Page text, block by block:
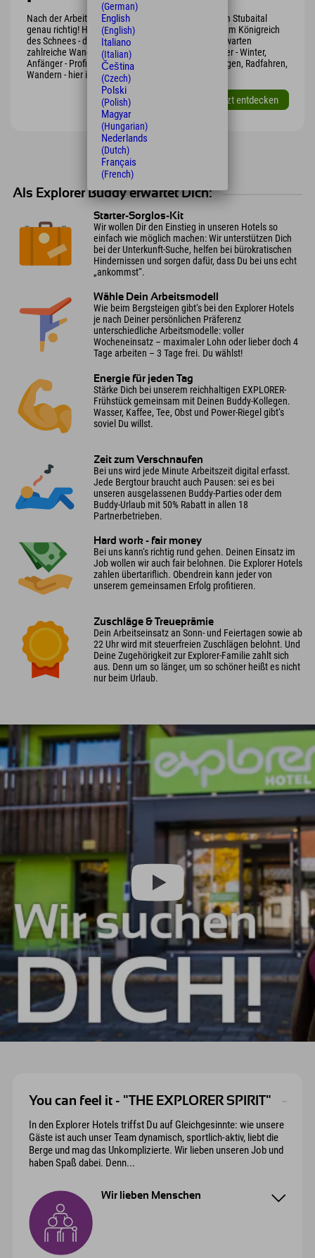
Nach der Arbeit noch eine Runde raus? Da bist Du im Stubaital
genau richtig! Hier hast Du den perfekten Zugang zum Königreich
des Schnees - dem Stubaier Gletscher! Im Sommer warten
zahlreiche Wander- und Biketouren auf Dich! Sommer - Winter,
Anfänger - Profi. Ob Skifahren, Langlaufen, Bergsteigen, Radfahren,
Wandern - hier ist fast alles möglich.
jetzt entdecken
Als Explorer Buddy erwartet Dich:
Starter-Sorglos-Kit
Wir wollen Dir den Einstieg in unseren Hotels so
einfach wie möglich machen: Wir unterstützen Dich
bei der Unterkunft-Suche, helfen bei bürokratischen
Hindernissen und sorgen dafür, dass Du bei uns echt
„ankommst“.
Wähle Dein Arbeitsmodell
Wie beim Bergsteigen gibt‘s bei den Explorer Hotels
je nach Deiner persönlichen Präferenz
unterschiedliche Arbeitsmodelle: voller
Wocheneinsatz – maximaler Lohn oder lieber doch 4
Tage arbeiten – 3 Tage frei. Du wählst!
Energie für jeden Tag
Stärke Dich bei unserem reichhaltigen EXPLORER-
Frühstück gemeinsam mit Deinen Buddy-Kollegen.
Wasser, Kaffee, Tee, Obst und Power-Riegel gibt‘s
soviel Du willst.
Zeit zum Verschnaufen
Bei uns wird jede Minute Arbeitszeit digital erfasst.
Jede Bergtour braucht auch Pausen: sei es bei
unseren ausgelassenen Buddy-Parties oder dem
Buddy-Urlaub mit 50% Rabatt in allen 18
Partnerbetrieben.
Hard work - fair money
Bei uns kann‘s richtig rund gehen. Deinen Einsatz im
Job wollen wir auch fair belohnen. Die Explorer Hotels
zahlen übertariflich. Obendrein kann jeder von
unserem gemeinsamen Erfolg profitieren.
Zuschläge & Treueprämie
Dein Arbeitseinsatz an Sonn- und Feiertagen sowie ab
22 Uhr wird mit steuerfreien Zuschlägen belohnt. Und
Deine Zugehörigkeit zur Explorer-Familie zahlt sich
aus. Denn um so länger, um so schöner heißt es nicht
nur beim Urlaub.
You can feel it - "THE EXPLORER SPIRIT"
In den Explorer Hotels triffst Du auf Gleichgesinnte: wie unsere
Gäste ist auch unser Team dynamisch, sportlich-aktiv, liebt die
Berge und mag das Unkomplizierte. Wir lieben unseren Job und
haben Spaß dabei. Denn...
Wir lieben Menschen
(German)
English
(English)
Italiano
(Italian)
Čeština
(Czech)
Polski
(Polish)
Magyar
(Hungarian)
Nederlands
(Dutch)
Français
(French)